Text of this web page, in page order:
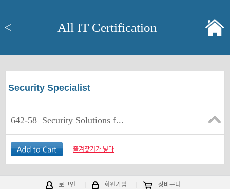
< All IT Certification
Security Specialist
642-58 Security Solutions f...
즐겨찾기가 넣다
로그인 회원가입 장바구니